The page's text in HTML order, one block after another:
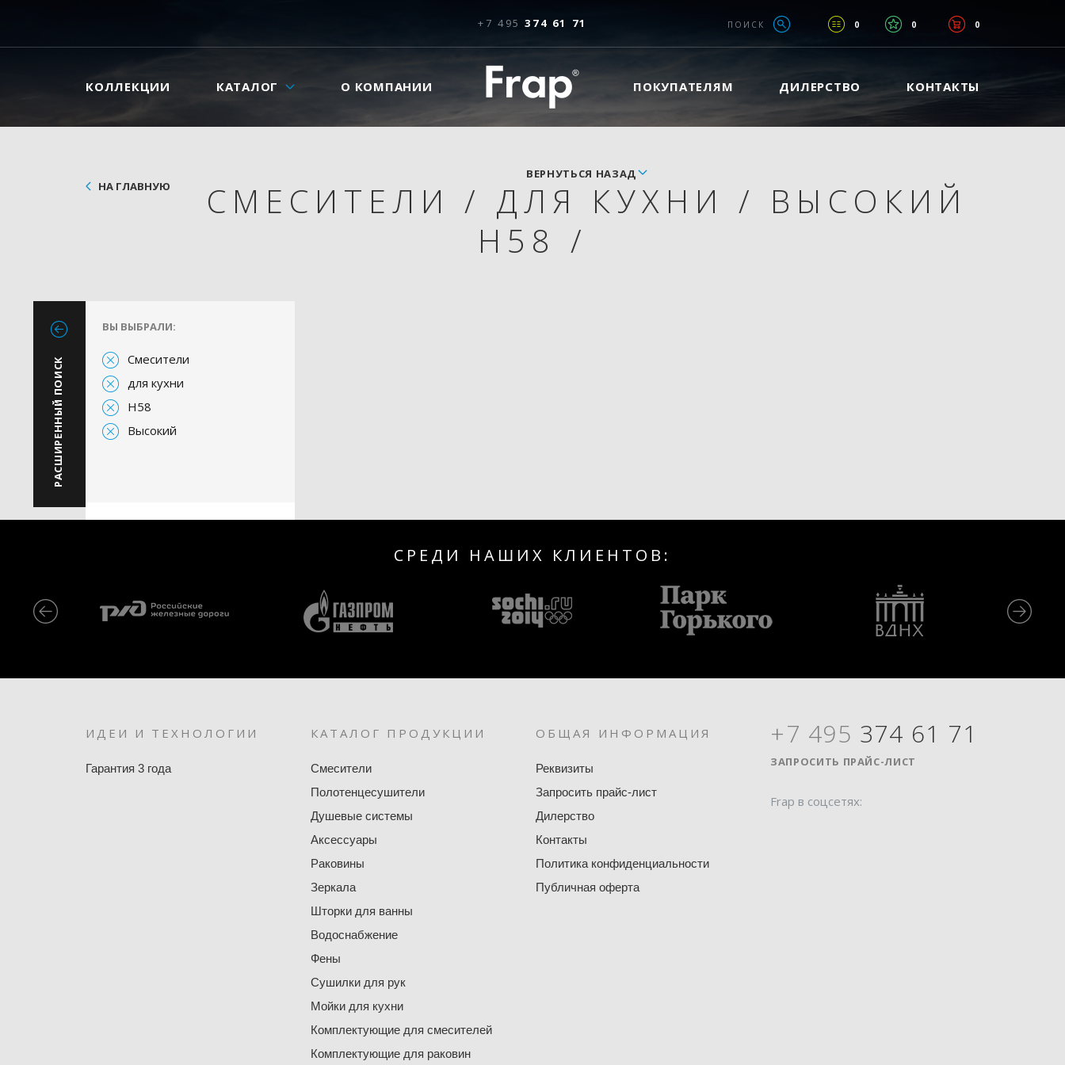
+7 495 374 61 71 0 0 0
ПОИСК
КОЛЛЕКЦИИ КАТАЛОГ О КОМПАНИИ ПОКУПАТЕЛЯМ ДИЛЕРСТВО КОНТАКТЫ
НА ГЛАВНУЮ
ВЕРНУТЬСЯ НАЗАД
СМЕСИТЕЛИ / ДЛЯ КУХНИ / ВЫСОКИЙ
H58 /
РАСШИРЕННЫЙ ПОИСК
ВЫ ВЫБРАЛИ:
Смесители
для кухни
H58
Высокий
СРЕДИ НАШИХ КЛИЕНТОВ:
ИДЕИ И ТЕХНОЛОГИИ
Гарантия 3 года
КАТАЛОГ ПРОДУКЦИИ
Смесители
Полотенцесушители
Душевые системы
Аксессуары
Раковины
Зеркала
Шторки для ванны
Водоснабжение
Фены
Сушилки для рук
Мойки для кухни
Комплектующие для смесителей
Комплектующие для раковин
ОБЩАЯ ИНФОРМАЦИЯ
Реквизиты
Запросить прайс-лист
Дилерство
Контакты
Политика конфиденциальности
Публичная оферта
+7 495 374 61 71
ЗАПРОСИТЬ ПРАЙС-ЛИСТ
Frap в соцсетях: